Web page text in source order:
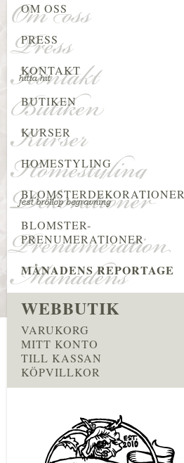
OM OSS
PRESS
KONTAKT
BUTIKEN
KURSER
HOMESTYLING
BLOMSTERDEKORATIONER
BLOMSTER-
PRENUMERATIONER
MÅNADENS REPORTAGE
WEBBUTIK
VARUKORG
MITT KONTO
TILL KASSAN
KÖPVILLKOR